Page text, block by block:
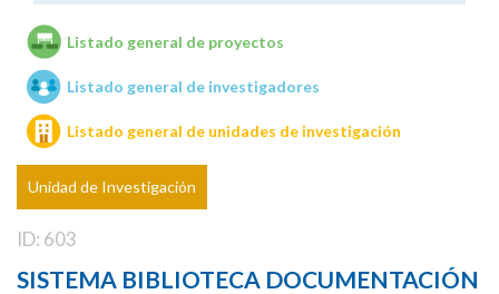
Unidades de investigación
Listado general de proyectos
Listado general de investigadores
Listado general de unidades de investigación
Unidad de Investigación
ID: 603
SISTEMA BIBLIOTECA DOCUMENTACIÓN